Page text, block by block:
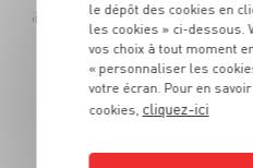
- Si acheté en lot de 2 - soit 1€60 le
le dépôt des cookies en
les cookies » ci-dessous.
vos choix à tout moment
« personnaliser les
votre écran. Pour en
cookies, cliquez-ici